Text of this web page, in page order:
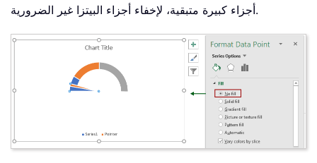
أجزاء كبيرة متبقية، لإخفاء أجزاء البيتزا غير الضرورية.